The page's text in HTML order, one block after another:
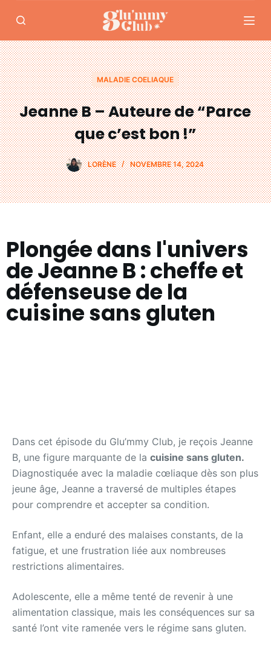
P
s
s
e
r
a
u
c
o
n
t
e
MALADIE COELIAQUE
Jeanne B – Auteure de “Parce
que c’est bon !”
LORÈNE NOVEMBRE 14, 2024
Plongée dans l'univers
de Jeanne B : cheffe et
défenseuse de la
cuisine sans gluten
Dans cet épisode du Glu’mmy Club, je reçois Jeanne
B, une figure marquante de la cuisine sans gluten.
Diagnostiquée avec la maladie cœliaque dès son plus
jeune âge, Jeanne a traversé de multiples étapes
pour comprendre et accepter sa condition.
Enfant, elle a enduré des malaises constants, de la
fatigue, et une frustration liée aux nombreuses
restrictions alimentaires.
Adolescente, elle a même tenté de revenir à une
alimentation classique, mais les conséquences sur sa
santé l’ont vite ramenée vers le régime sans gluten.